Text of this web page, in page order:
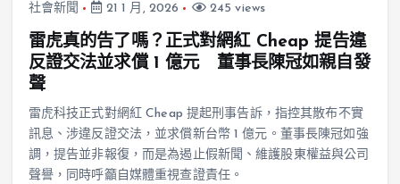
社會新聞 21 1 月, 2026 245 views
雷虎真的告了嗎？正式對網紅 Cheap 提告違
反證交法並求償 1 億元 董事長陳冠如親自發
聲
雷虎科技正式對網紅 Cheap 提起刑事告訴，指控其散布不實
訊息、涉違反證交法，並求償新台幣 1 億元。董事長陳冠如強
調，提告並非報復，而是為遏止假新聞、維護股東權益與公司
聲譽，同時呼籲自媒體重視查證責任。